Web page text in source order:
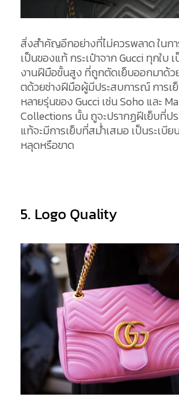
สิ่งสำคัญอีกอย่างที่ไม่ควรพลาด ในก
เป็นของแท้ กระเป๋าจาก Gucci ทุกใบ
งานฝีมือขั้นสูง ที่ถูกตัดเย็บออกมาด้
ตด้วยช่างฝีมือผู้มีประสบการณ์ การเย็
หลายรุ่นของ Gucci เช่น Soho และ
Collections นั้น ถูจะปรากฏฝีเย็บที่ป
แท้จะมีการเย็บที่สม่ำเสมอ เป็นระเบีย
หลุดหรือขาด
5. Logo Quality